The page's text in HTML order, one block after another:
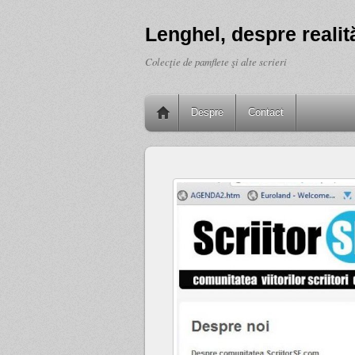
Lenghel, despre
Colecţie de pamflete şi alte scrieri
Despre Contact